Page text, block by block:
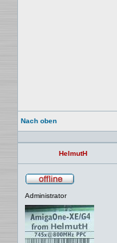
Nach oben
HelmutH
Administrator